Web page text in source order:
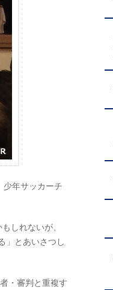
少年サッカーチ
しれないが、
」とあいさつし
・審判と重複す